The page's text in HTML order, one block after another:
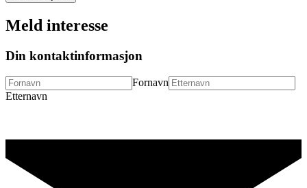
Meld interesse
Din kontaktinformasjon
Fornavn
Etternavn